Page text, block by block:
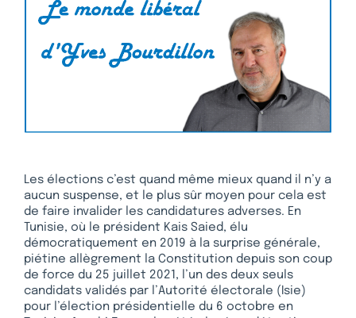
Les élections c’est quand même mieux quand il n’y a
aucun suspense, et le plus sûr moyen pour cela est
de faire invalider les candidatures adverses. En
Tunisie, où le président Kais Saied, élu
démocratiquement en 2019 à la surprise générale,
piétine allègrement la Constitution depuis son coup
de force du 25 juillet 2021, l’un des deux seuls
candidats validés par l’Autorité électorale (Isie)
pour l’élection présidentielle du 6 octobre en